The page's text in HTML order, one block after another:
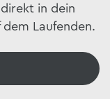
in dein
Laufenden.